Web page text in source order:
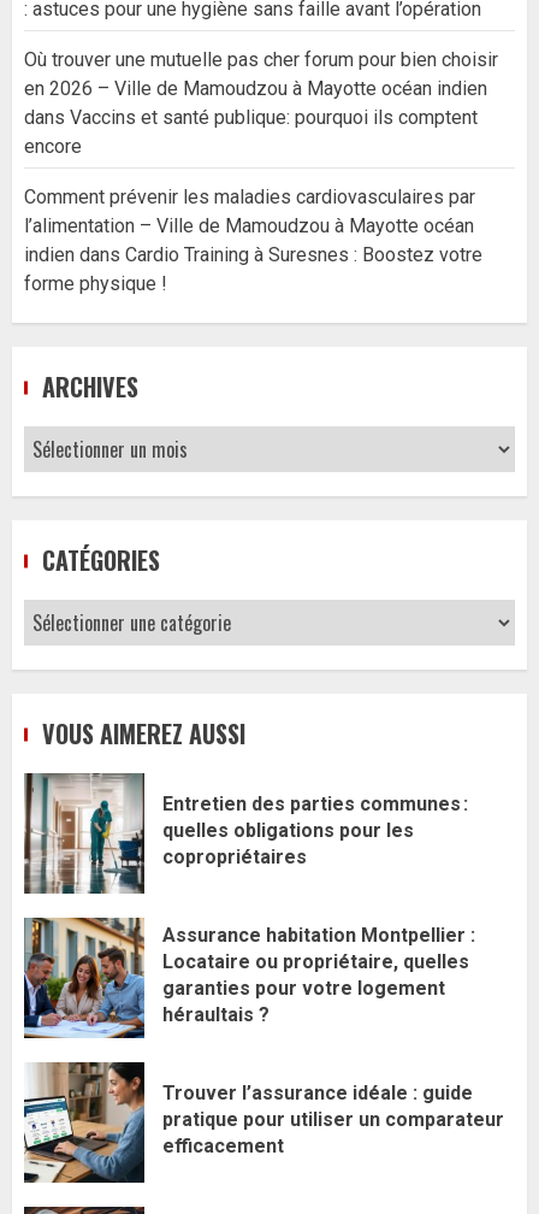
: astuces pour une hygiène sans faille avant l’opération
Où trouver une mutuelle pas cher forum pour bien choisir
en 2026 – Ville de Mamoudzou à Mayotte océan indien
dans Vaccins et santé publique: pourquoi ils comptent
encore
Comment prévenir les maladies cardiovasculaires par
l’alimentation – Ville de Mamoudzou à Mayotte océan
indien dans Cardio Training à Suresnes : Boostez votre
forme physique !
ARCHIVES
Archives
CATÉGORIES
Catégories
VOUS AIMEREZ AUSSI
Entretien des parties communes :
quelles obligations pour les
copropriétaires
Assurance habitation Montpellier :
Locataire ou propriétaire, quelles
garanties pour votre logement
héraultais ?
Trouver l’assurance idéale : guide
pratique pour utiliser un comparateur
efficacement